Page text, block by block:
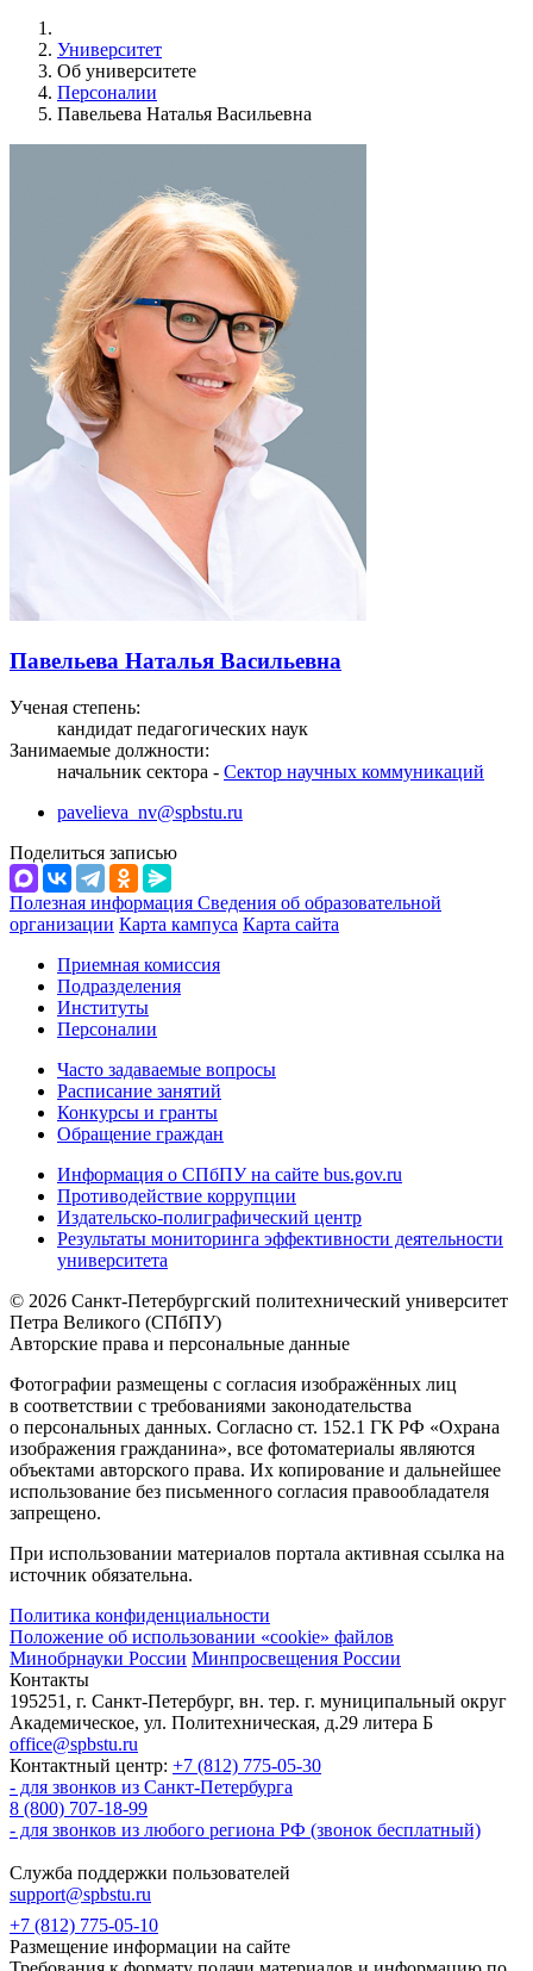
Университет
Об университете
Персоналии
Павельева Наталья Васильевна
Павельева Наталья Васильевна
Ученая степень:
кандидат педагогических наук
Занимаемые должности:
начальник сектора - Сектор научных коммуникаций
pavelieva_nv@spbstu.ru
Поделиться записью
Полезная информация Сведения об образовательной
организации Карта кампуса Карта сайта
Приемная комиссия
Подразделения
Институты
Персоналии
Часто задаваемые вопросы
Расписание занятий
Конкурсы и гранты
Обращение граждан
Информация о СПбПУ на сайте bus.gov.ru
Противодействие коррупции
Издательско-полиграфический центр
Результаты мониторинга эффективности деятельности
университета
© 2026 Санкт-Петербургский политехнический университет
Петра Великого (СПбПУ)
Авторские права и персональные данные
Фотографии размещены с согласия изображённых лиц
в соответствии с требованиями законодательства
о персональных данных. Согласно ст. 152.1 ГК РФ «Охрана
изображения гражданина», все фотоматериалы являются
объектами авторского права. Их копирование и дальнейшее
использование без письменного согласия правообладателя
запрещено.
При использовании материалов портала активная ссылка на
источник обязательна.
Политика конфиденциальности
Положение об использовании «cookie» файлов
Минобрнауки России Минпросвещения России
Контакты
195251, г. Санкт-Петербург, вн. тер. г. муниципальный округ
Академическое, ул. Политехническая, д.29 литера Б
office@spbstu.ru
Контактный центр: +7 (812) 775-05-30
- для звонков из Санкт-Петербурга
8 (800) 707-18-99
- для звонков из любого региона РФ (звонок бесплатный)
Служба поддержки пользователей
support@spbstu.ru
+7 (812) 775-05-10
Размещение информации на сайте